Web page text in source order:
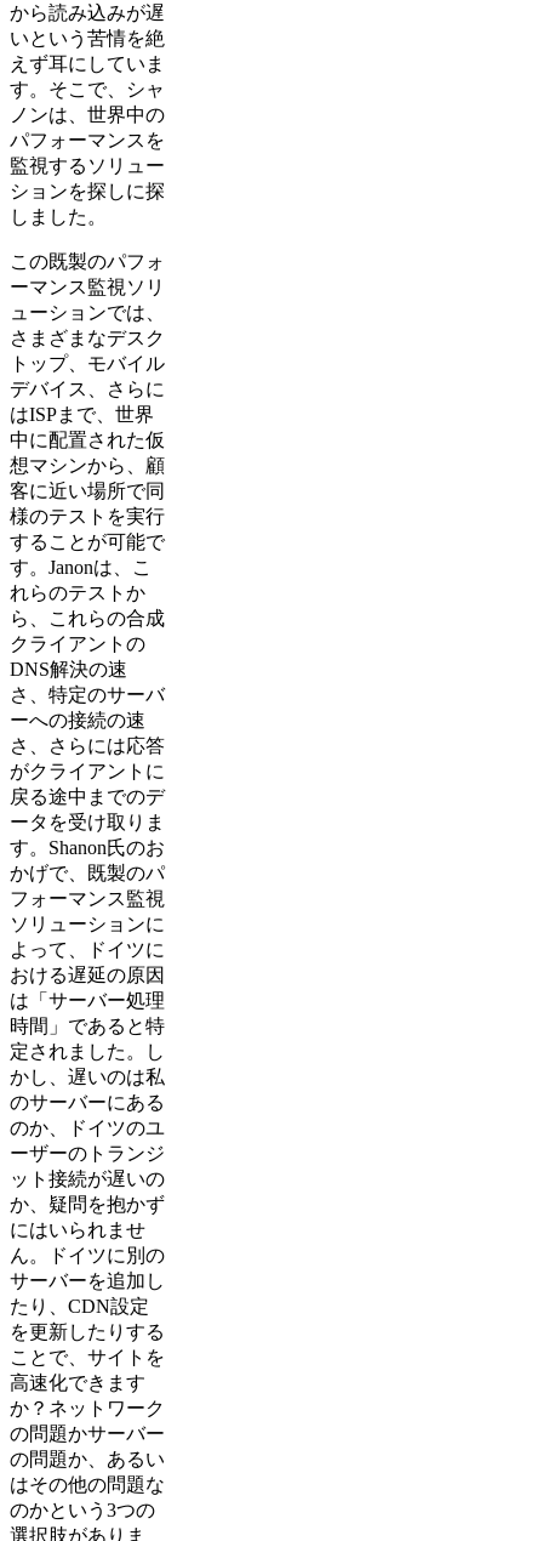
から読み込みが遅
いという苦情を絶
えず耳にしていま
す。そこで、シャ
ノンは、世界中の
パフォーマンスを
監視するソリュー
ションを探しに探
しました。
この既製のパフォ
ーマンス監視ソリ
ューションでは、
さまざまなデスク
トップ、モバイル
デバイス、さらに
はISPまで、世界
中に配置された仮
想マシンから、顧
客に近い場所で同
様のテストを実行
することが可能で
す。Janonは、こ
れらのテストか
ら、これらの合成
クライアントの
DNS解決の速
さ、特定のサーバ
ーへの接続の速
さ、さらには応答
がクライアントに
戻る途中までのデ
ータを受け取りま
す。Shanon氏のお
かげで、既製のパ
フォーマンス監視
ソリューションに
よって、ドイツに
おける遅延の原因
は「サーバー処理
時間」であると特
定されました。し
かし、遅いのは私
のサーバーにある
のか、ドイツのユ
ーザーのトランジ
ット接続が遅いの
か、疑問を抱かず
にはいられませ
ん。ドイツに別の
サーバーを追加し
たり、CDN設定
を更新したりする
ことで、サイトを
高速化できます
か？ネットワーク
の問題かサーバー
の問題か、あるい
はその他の問題な
のかという3つの
選択肢がありま